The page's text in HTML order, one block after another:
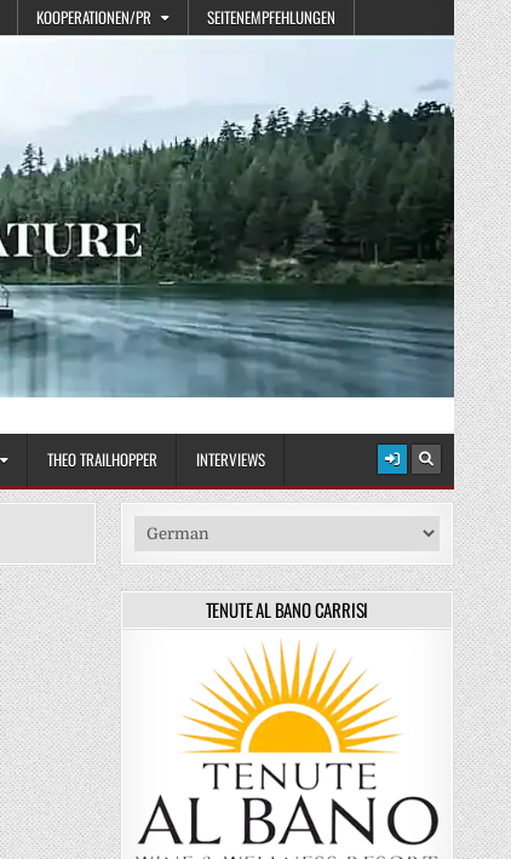
KOOPERATIONEN/PR SEITENEMPFEHLUNGEN
THEO TRAILHOPPER INTERVIEWS
TENUTE AL BANO CARRISI